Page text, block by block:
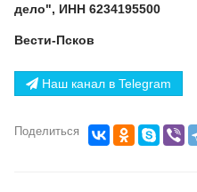
дело", ИНН 6234195500
Вести-Псков
Наш канал в Telegram
Поделиться